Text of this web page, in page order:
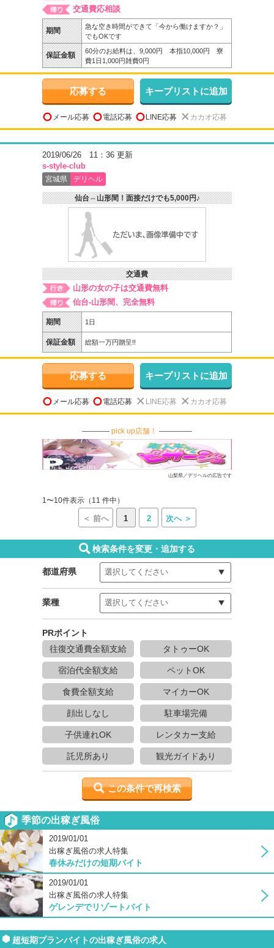
交通費応相談
期間
急な空き時間ができて「今から働けますか？」
でもOKです
保証金額
60分のお給料は、9,000円 本指10,000円 寮
費1日1,000円雑費0円
応募する キープリストに追加
メール応募 電話応募 LINE応募 カカオ応募
2019/06/26 11：36 更新
s-style-club
宮城県 デリヘル
仙台⇔山形間！面接だけでも5,000円♪
交通費
山形の女の子は交通費無料
仙台-山形間、完全無料
期間 1日
保証金額 総額一万円贈呈!!
応募する キープリストに追加
メール応募 電話応募 LINE応募 カカオ応募
pick up店舗！
山梨県／デリヘルの広告です
1〜10件表示（11 件中）
＜ 前へ 1 2 次へ ＞
検索条件を変更・追加する
都道府県
業種
PRポイント
往復交通費全額支給
宿泊代全額支給
食費全額支給
顔出しなし
子供連れOK
託児所あり
タトゥーOK
ペットOK
マイカーOK
駐車場完備
レンタカー支給
観光ガイドあり
この条件で再検索
季節の出稼ぎ風俗
2019/01/01
出稼ぎ風俗の求人特集
春休みだけの短期バイト
2019/01/01
出稼ぎ風俗の求人特集
ゲレンデでリゾートバイト
超短期プランバイトの出稼ぎ風俗の求人